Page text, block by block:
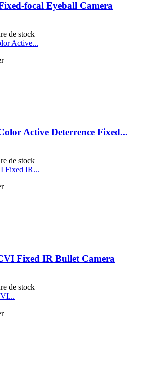
focal Eyeball Camera
de stock
Active Deterrence Fixed...
de stock
Fixed IR Bullet Camera
de stock